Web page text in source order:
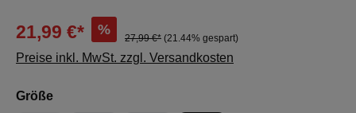
21,99 €* %
27,99 €* (21.44% gespart)
Preise inkl. MwSt. zzgl. Versandkosten
Größeauswählen